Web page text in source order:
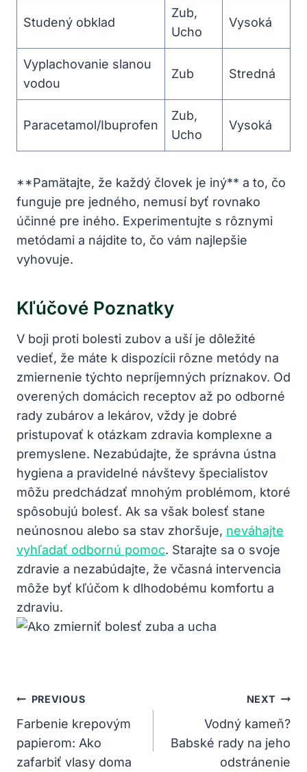
Studený obklad
Zub,
Ucho
Vysoká
Vyplachovanie slanou
vodou
Zub Stredná
Paracetamol/Ibuprofen
Zub,
Ucho
Vysoká
**Pamätajte, že každý človek je iný** a to, čo
funguje pre jedného, nemusí byť rovnako
účinné pre iného. Experimentujte s rôznymi
metódami a nájdite to, čo vám najlepšie
vyhovuje.
Kľúčové Poznatky
V boji proti bolesti zubov a uší je dôležité
vedieť, že máte k dispozícii rôzne metódy na
zmiernenie týchto nepríjemných príznakov. Od
overených domácich receptov až po odborné
rady zubárov a lekárov, vždy je dobré
pristupovať k otázkam zdravia komplexne a
premyslene. Nezabúdajte, že správna ústna
hygiena a pravidelné návštevy špecialistov
môžu predchádzať mnohým problémom, ktoré
spôsobujú bolesť. Ak sa však bolesť stane
neúnosnou alebo sa stav zhoršuje, neváhajte
vyhľadať odbornú pomoc. Starajte sa o svoje
zdravie a nezabúdajte, že včasná intervencia
môže byť kľúčom k dlhodobému komfortu a
zdraviu.
Navigácia
V
Článku
PREVIOUS
Farbenie krepovým
papierom: Ako
zafarbiť vlasy doma
NEXT
Vodný kameň?
Babské rady na jeho
odstránenie